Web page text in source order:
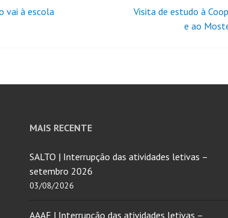
vai à escola
Visita de estudo à
e ao
MAIS RECENTE
SALTO | Interrupção das atividades letivas –
setembro 2026
03/08/2026
AAAF | Interrupção das atividades letivas –